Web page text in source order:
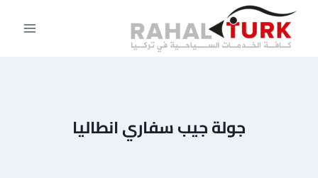
التجاوز
المحتوى
جولة جيب سفاري انطاليا